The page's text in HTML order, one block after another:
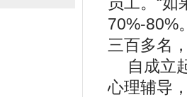
70%-80%
三百多名
自成立
心理辅导